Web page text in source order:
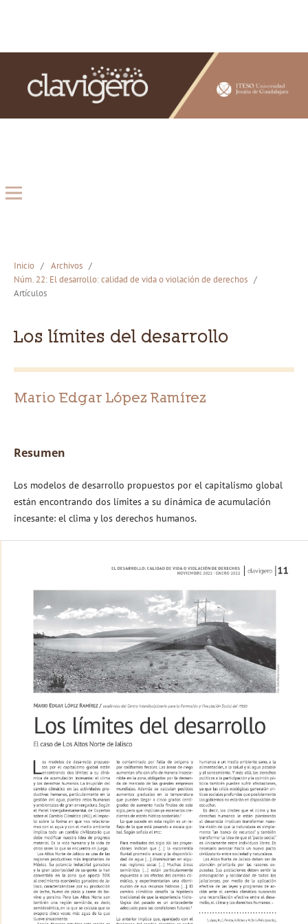
Inicio / Archivos /
Núm. 22: El desarrollo: calidad de vida o violación de derechos /
Artículos
Los límites del desarrollo
Mario Edgar López Ramírez
Resumen
Los modelos de desarrollo propuestos por el capitalismo global
están encontrando dos límites a su dinámica de acumulación
incesante: el clima y los derechos humanos.